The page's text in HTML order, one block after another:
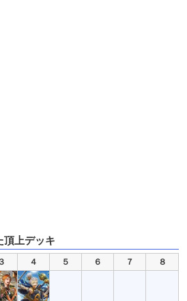
頂上デッキ
３ ４ ５ ６ ７ ８